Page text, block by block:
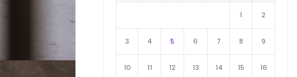
1 2
3 4 5 6 7 8 9
10 11 12 13 14 15 16